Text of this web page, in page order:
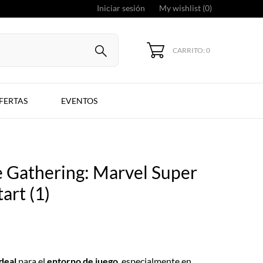
Iniciar sesión My wishlist (0)
CARRITO: 0
EVENTOS
Gathering: Marvel Super
(1)